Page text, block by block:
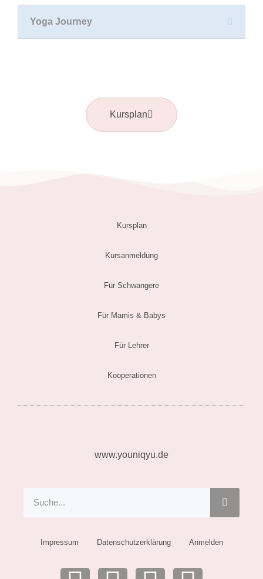
Yoga Journey
Kursplan
Kursplan
Kursanmeldung
Für Schwangere
Für Mamis & Babys
Für Lehrer
Kooperationen
www.youniqyu.de
Suche
Impressum Datenschutzerklärung Anmelden